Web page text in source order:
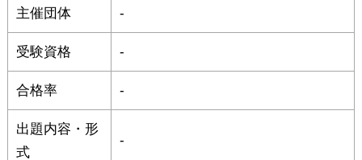
主催団体 -
受験資格 -
合格率 -
出題内容・形
式
-